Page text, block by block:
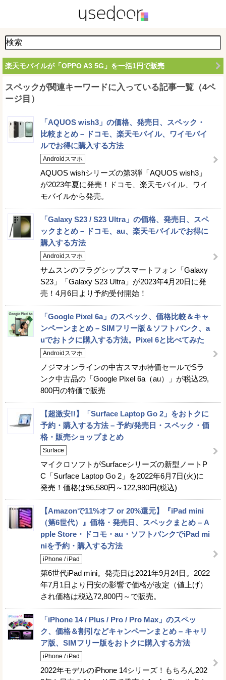
楽天モバイルが「OPPO A3 5G」を一括1円で販売
スペックが関連キーワードに入っている記事一覧（4ペ
ージ目）
「AQUOS wish3」の価格、発売日、スペック・
比較まとめ – ドコモ、楽天モバイル、ワイモバイ
ルでお得に購入する方法
Androidスマホ
AQUOS wishシリーズの第3弾「AQUOS wish3」
が2023年夏に発売！ドコモ、楽天モバイル、ワイ
モバイルから発売。
「Galaxy S23 / S23 Ultra」の価格、発売日、スペ
ックまとめ – ドコモ、au、楽天モバイルでお得に
購入する方法
Androidスマホ
サムスンのフラグシップスマートフォン「Galaxy
S23」「Galaxy S23 Ultra」が2023年4月20日に発
売！4月6日より予約受付開始！
「Google Pixel 6a」のスペック、価格比較＆キャ
ンペーンまとめ – SIMフリー版＆ソフトバンク、a
uでおトクに購入する方法。Pixel 6と比べてみた
Androidスマホ
ノジマオンラインの中古スマホ特価セールでSラ
ンク中古品の「Google Pixel 6a（au）」が税込29,
800円の特価で販売
【超激安!!】「Surface Laptop Go 2」をおトクに
予約・購入する方法 – 予約/発売日・スペック・価
格・販売ショップまとめ
Surface
マイクロソフトがSurfaceシリーズの新型ノートP
C「Surface Laptop Go 2」を2022年6月7日(火)に
発売！価格は96,580円～122,980円(税込)
【Amazonで11%オフ or 20%還元】『iPad mini
（第6世代）』価格・発売日、スペックまとめ – A
pple Store・ドコモ・au・ソフトバンクでiPad mi
niを予約・購入する方法
iPhone / iPad
第6世代iPad mini。発売日は2021年9月24日。2022
年7月1日より円安の影響で価格が改定（値上げ）
され価格は税込72,800円～で販売。
「iPhone 14 / Plus / Pro / Pro Max」のスペッ
ク、価格＆割引などキャンペーンまとめ – キャリ
ア版、SIMフリー版をおトクに購入する方法
iPhone / iPad
2022年モデルのiPhone 14シリーズ！もちろん202